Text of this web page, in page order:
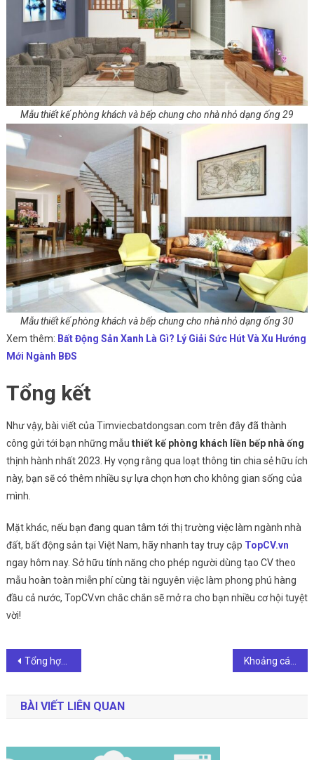
Mẫu thiết kế phòng khách và bếp chung cho nhà nhỏ dạng ống 29
Mẫu thiết kế phòng khách và bếp chung cho nhà nhỏ dạng ống 30
Xem thêm: Bất Động Sản Xanh Là Gì? Lý Giải Sức Hút Và Xu Hướng
Mới Ngành BĐS
Tổng kết
Như vậy, bài viết của Timviecbatdongsan.com trên đây đã thành
công gửi tới bạn những mẫu thiết kế phòng khách liền bếp nhà ống
thịnh hành nhất 2023. Hy vọng rằng qua loạt thông tin chia sẻ hữu ích
này, bạn sẽ có thêm nhiều sự lựa chọn hơn cho không gian sống của
mình.
Mặt khác, nếu bạn đang quan tâm tới thị trường việc làm ngành nhà
đất, bất động sản tại Việt Nam, hãy nhanh tay truy cập TopCV.vn
ngay hôm nay. Sở hữu tính năng cho phép người dùng tạo CV theo
mẫu hoàn toàn miễn phí cùng tài nguyên việc làm phong phú hàng
đầu cả nước, TopCV.vn chắc chắn sẽ mở ra cho bạn nhiều cơ hội tuyệt
vời!
Điều
hướng
bài
viết
Tổng hợp mẫu thiết kế nội thất nhà liền kề đẹp, sang trọng
BÀI VIẾT LIÊN QUAN